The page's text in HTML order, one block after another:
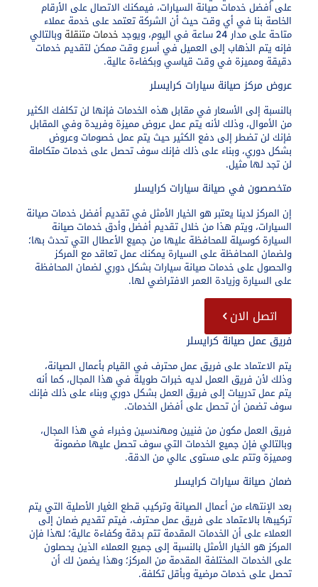
على أفضل خدمات صيانة السيارات، فيمكنك الاتصال على الأرقام
الخاصة بنا في أي وقت حيث أن الشركة تعتمد على خدمة عملاء
متاحة على مدار 24 ساعة في اليوم، ويوجد خدمات متنقلة وبالتالي
فإنه يتم الذهاب إلى العميل في أسرع وقت ممكن لتقديم خدمات
دقيقة ومميزة في وقت قياسي وبكفاءة عالية.
عروض مركز صيانة سيارات كرايسلر
بالنسبة إلى الأسعار في مقابل هذه الخدمات فإنها لن تكلفك الكثير
من الأموال، وذلك لأنه يتم عمل عروض مميزة وفريدة وفي المقابل
فإنك لن تضطر إلى دفع الكثير حيث يتم عمل خصومات وعروض
بشكل دوري، وبناء على ذلك فإنك سوف تحصل على خدمات متكاملة
لن تجد لها مثيل.
متخصصون في صيانة سيارات كرايسلر
إن المركز لدينا يعتبر هو الخيار الأمثل في تقديم أفضل خدمات صيانة
السيارات، ويتم هذا من خلال تقديم أفضل وأدق خدمات صيانة
السيارة كوسيلة للمحافظة عليها من جميع الأعطال التي تحدث بها؛
ولضمان المحافظة على السيارة يمكنك عمل تعاقد مع المركز
والحصول على خدمات صيانة سيارات بشكل دوري لضمان المحافظة
على السيارة وزيادة العمر الافتراضي لها.
اتصل الان
فريق عمل صيانة كرايسلر
يتم الاعتماد على فريق عمل محترف في القيام بأعمال الصيانة،
وذلك لأن فريق العمل لديه خبرات طويلة في هذا المجال، كما أنه
يتم عمل تدريبات إلى فريق العمل بشكل دوري وبناء على ذلك فإنك
سوف تضمن أن تحصل على أفضل الخدمات.
فريق العمل مكون من فنيين ومهندسين وخبراء في هذا المجال،
وبالتالي فإن جميع الخدمات التي سوف تحصل عليها مضمونة
ومميزة وتتم على مستوى عالي من الدقة.
ضمان صيانة سيارات كرايسلر
بعد الإنتهاء من أعمال الصيانة وتركيب قطع الغيار الأصلية التي يتم
تركيبها بالاعتماد على فريق عمل محترف، فيتم تقديم ضمان إلى
العملاء على أن الخدمات المقدمة تتم بدقة وكفاءة عالية؛ لهذا فإن
المركز هو الخيار الأمثل بالنسبة إلى جميع العملاء الذين يحصلون
على الخدمات المختلفة المقدمة من المركز؛ وهذا يضمن لك أن
تحصل على خدمات مرضية وبأقل تكلفة.